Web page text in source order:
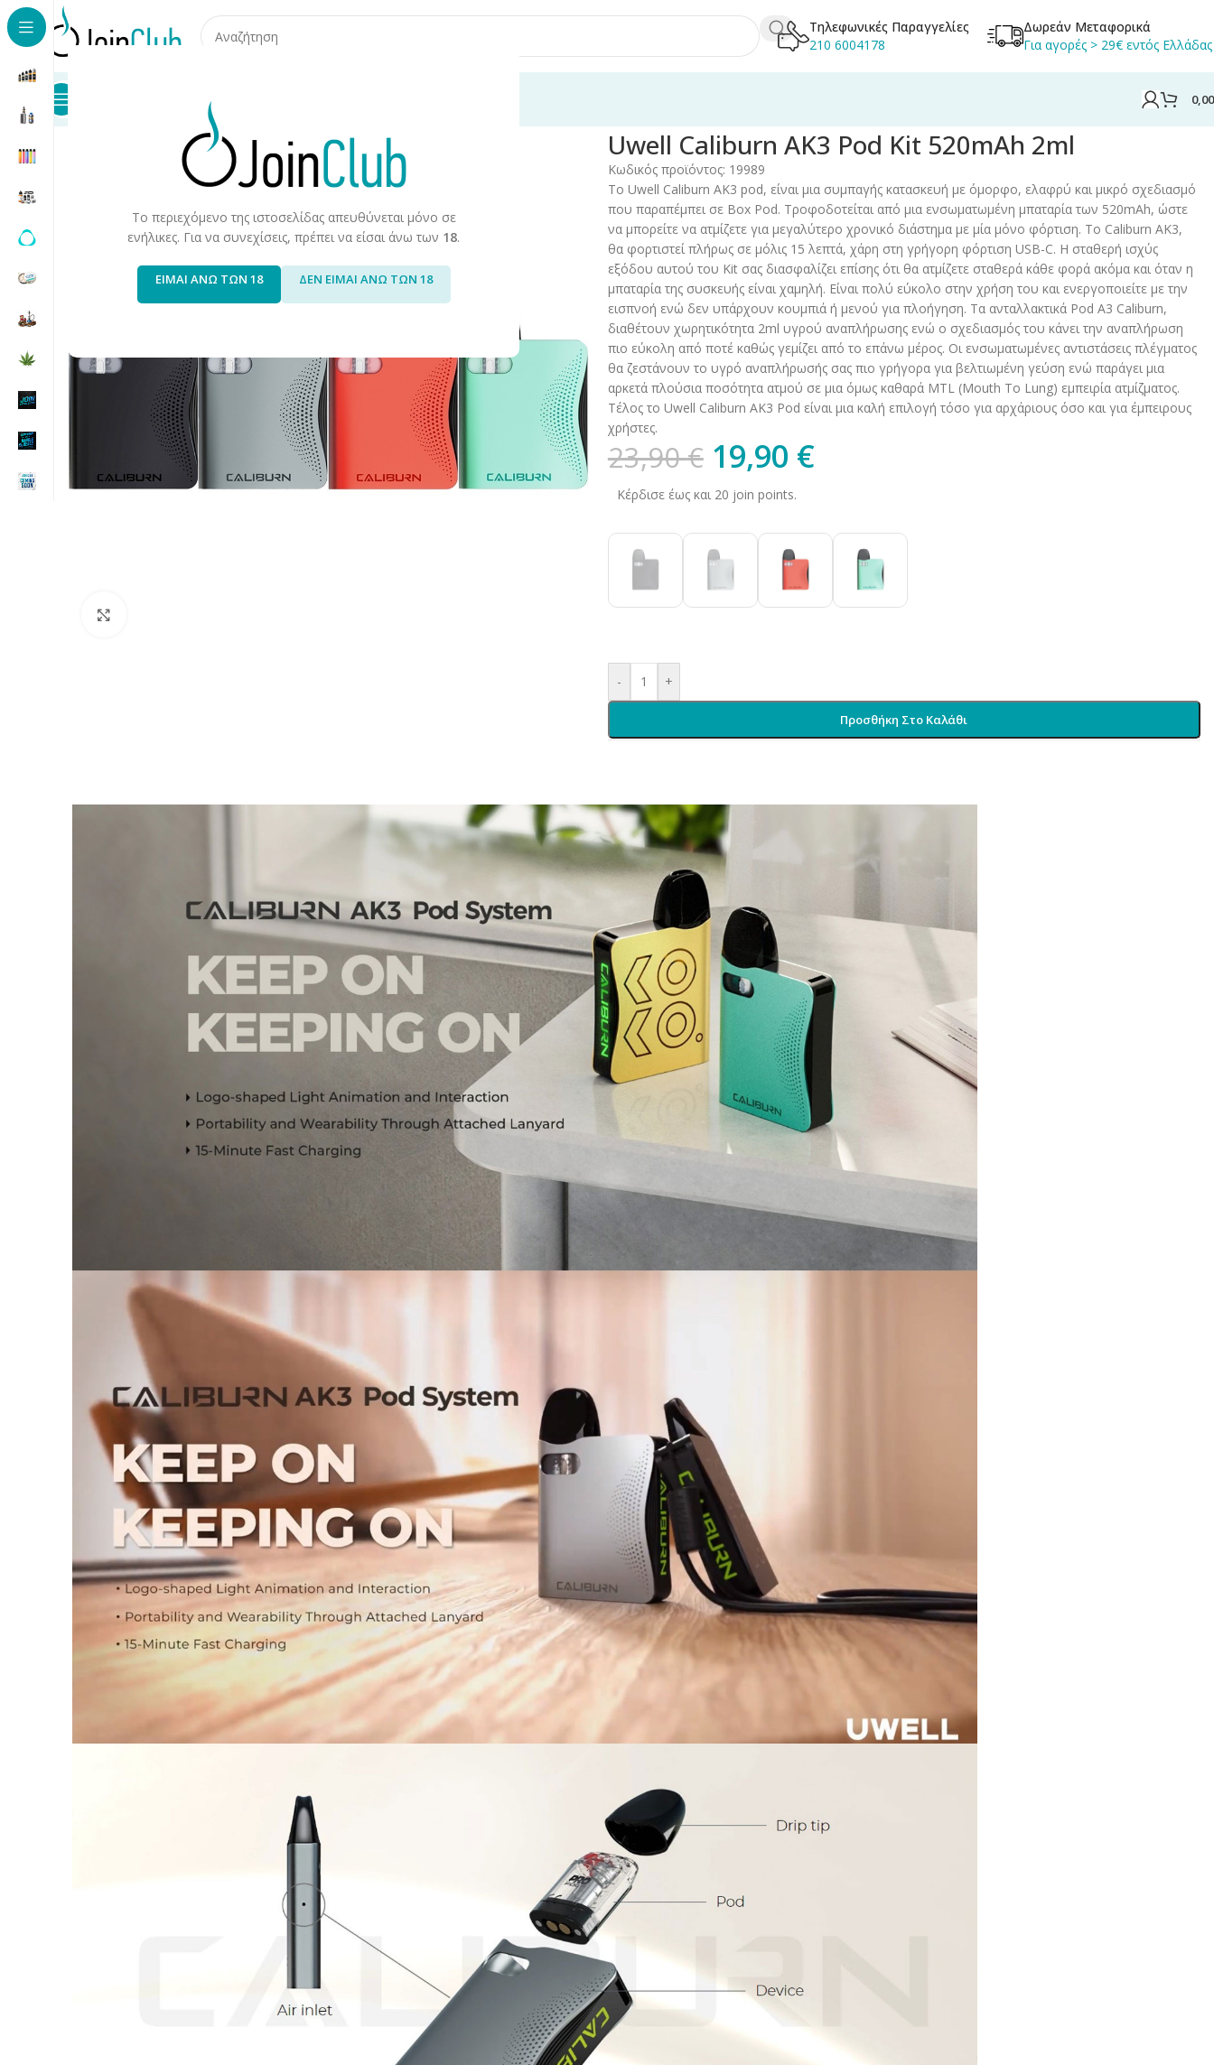
Το περιεχόμενο της ιστοσελίδας απευθύνεται μόνο σε
ενήλικες. Για να συνεχίσεις, πρέπει να είσαι άνω των 18.
ΕΙΜΑΙ ΑΝΩ ΤΩΝ 18 ΔΕΝ ΕΙΜΑΙ ΑΝΩ ΤΩΝ 18
Τηλεφωνικές Παραγγελίες
210 6004178
Δωρεάν Μεταφορικά
Για αγορές > 29€ εντός
Καταστήματα
Join Special Offers
Uwell Caliburn AK3 Pod Kit 520mAh 2ml
Κωδικός προϊόντος: 19989
Το Uwell Caliburn AK3 pod, είναι μια συμπαγής κατασκευή με όμορφο, ελαφρύ και μικρό σχεδιασμό
που παραπέμπει σε Box Pod. Τροφοδοτείται από μια ενσωματωμένη μπαταρία των 520mAh, ώστε
να μπορείτε να ατμίζετε για μεγαλύτερο χρονικό διάστημα με μία μόνο φόρτιση. Το Caliburn AK3,
θα φορτιστεί πλήρως σε μόλις 15 λεπτά, χάρη στη γρήγορη φόρτιση USB-C. Η σταθερή ισχύς
εξόδου αυτού του Kit σας διασφαλίζει επίσης ότι θα ατμίζετε σταθερά κάθε φορά ακόμα και όταν η
μπαταρία της συσκευής είναι χαμηλή. Είναι πολύ εύκολο στην χρήση του και ενεργοποιείτε με την
εισπνοή ενώ δεν υπάρχουν κουμπιά ή μενού για πλοήγηση. Τα ανταλλακτικά Pod A3 Caliburn,
διαθέτουν χωρητικότητα 2ml υγρού αναπλήρωσης ενώ ο σχεδιασμός του κάνει την αναπλήρωση
πιο εύκολη από ποτέ καθώς γεμίζει από το επάνω μέρος. Οι ενσωματωμένες αντιστάσεις πλέγματος
θα ζεστάνουν το υγρό αναπλήρωσής σας πιο γρήγορα για βελτιωμένη γεύση ενώ παράγει μια
αρκετά πλούσια ποσότητα ατμού σε μια όμως καθαρά MTL (Mouth To Lung) εμπειρία ατμίζματος.
Τέλος το Uwell Caliburn AK3 Pod είναι μια καλή επιλογή τόσο για αρχάριους όσο και για έμπειρους
χρήστες.
23,90€ 19,90 €
Κέρδισε έως και 20 join points.
- +
Προσθήκη Στο Καλάθι